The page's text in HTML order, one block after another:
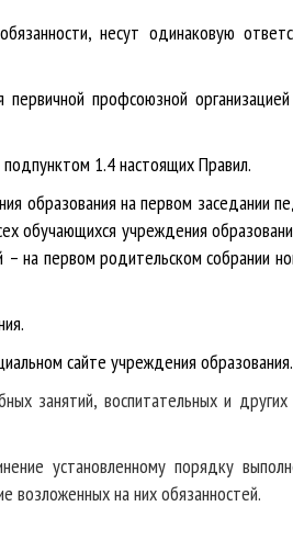
несут одинаковую
профсоюзной
1.4 настоящих Правил.
образования на первом заседании
обучающихся учреждения
на первом родительском собрании
сайте учреждения образования.
занятий, воспитательных и других
установленному порядку
возложенных на них обязанностей.